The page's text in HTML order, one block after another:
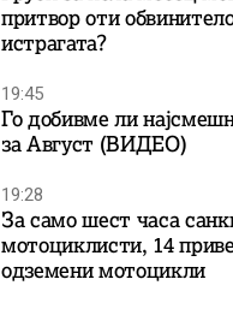
притвор оти
истрагата?
19:45
Го добивме ли
за Август (ВИДЕО)
19:28
За само шест часа
мотоциклисти, 14
одземени мотоцикли